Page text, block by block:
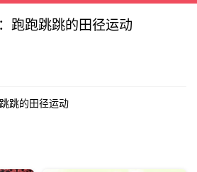
跑跑跳跳的田径运动
跳的田径运动